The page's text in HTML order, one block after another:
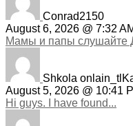
Conrad2150
August 6, 2026 @ 7:32
Мамы и папы слушайте
Shkola
August 5, 2026 @ 10:41
Hi guys. I have found...